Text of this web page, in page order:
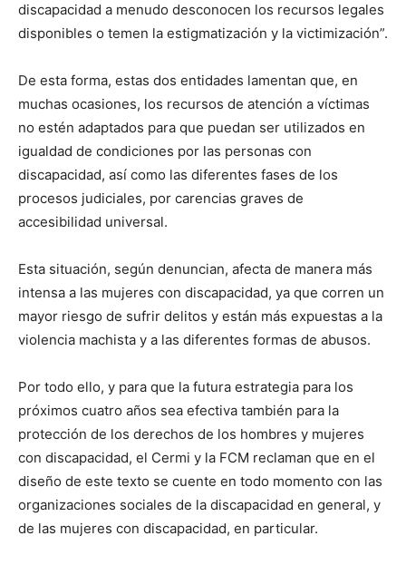
discapacidad a menudo desconocen los recursos legales
disponibles o temen la estigmatización y la victimización”.
De esta forma, estas dos entidades lamentan que, en
muchas ocasiones, los recursos de atención a víctimas
no estén adaptados para que puedan ser utilizados en
igualdad de condiciones por las personas con
discapacidad, así como las diferentes fases de los
procesos judiciales, por carencias graves de
accesibilidad universal.
Esta situación, según denuncian, afecta de manera más
intensa a las mujeres con discapacidad, ya que corren un
mayor riesgo de sufrir delitos y están más expuestas a la
violencia machista y a las diferentes formas de abusos.
Por todo ello, y para que la futura estrategia para los
próximos cuatro años sea efectiva también para la
protección de los derechos de los hombres y mujeres
con discapacidad, el Cermi y la FCM reclaman que en el
diseño de este texto se cuente en todo momento con las
organizaciones sociales de la discapacidad en general, y
de las mujeres con discapacidad, en particular.